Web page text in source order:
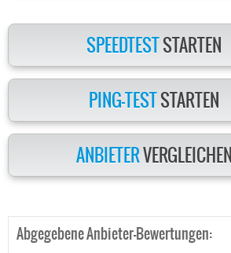
SPEEDTESTSTARTEN
PING-TESTSTARTEN
ANBIETERVERGLEICHEN
Abgegebene Anbieter-Bewertungen: